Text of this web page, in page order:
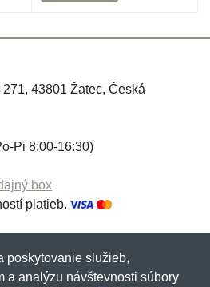
43801 Žatec, Česká
Pi 8:00-16:30)
box
platieb.
poskytovanie služieb,
a analýzu návštevnosti súbory